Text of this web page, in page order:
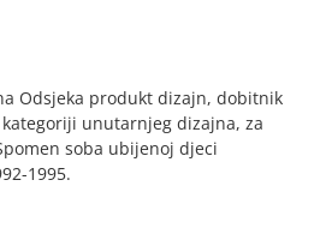
Odsjeka produkt dizajn, dobitnik
unutarnjeg dizajna, za
soba ubijenoj djeci
1995.